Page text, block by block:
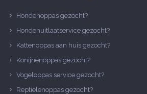
Hondenoppas gezocht?
Hondenuitlaatservice gezocht?
Kattenoppas aan huis gezocht?
Konijnenoppas gezocht?
Vogeloppas service gezocht?
Reptielenoppas gezocht?